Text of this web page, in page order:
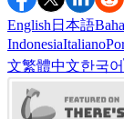
English 日本語
IndonesiaItaliano
文繁體中文한국어